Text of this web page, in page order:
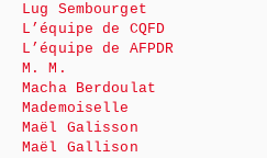
Lug Sembourget
L’équipe de CQFD
L’équipe de AFPDR
M. M.
Macha Berdoulat
Mademoiselle
Maël Galisson
Maël Gallison